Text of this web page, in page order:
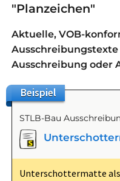
"Planzeichen"
Aktuelle, VOB-
Ausschreibung oder
Beispiel
STLB-Bau
Unterschottermatte